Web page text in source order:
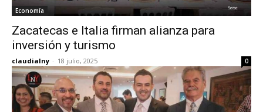
Economía
Zacatecas e Italia firman alianza para
inversión y turismo
claudialny - 18 julio, 2025 0